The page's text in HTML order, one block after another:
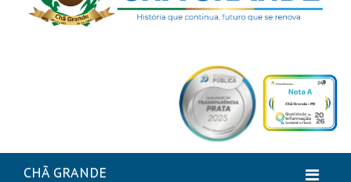
CHÃ GRANDE